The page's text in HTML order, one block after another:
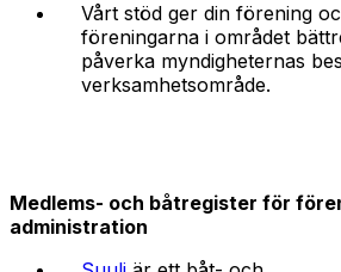
Vårt stöd ger din förening
föreningarna i området
påverka myndigheternas
verksamhetsområde.
Medlems- och båtregister för
administration